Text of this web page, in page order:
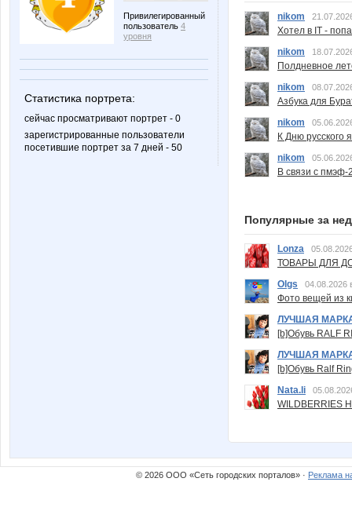
Привилегированный
пользователь 4
уровня
Статистика портрета:
сейчас просматривают портрет - 0
зарегистрированные пользователи
посетившие портрет за 7 дней - 50
nikom
Хотел в IT -
nikom
Полдневное
nikom
Азбука для
nikom
К Дню русского
nikom
В связи с пмэф-
Популярные за
Lonza
ТОВАРЫ ДЛЯ
Olgs
04.08.2026
Фото вещей из
ЛУЧШАЯ
[b]Обувь RALF
ЛУЧШАЯ
[b]Обувь Ralf
Nata.li
© 2026 ООО «Сеть городских порталов» · Реклама